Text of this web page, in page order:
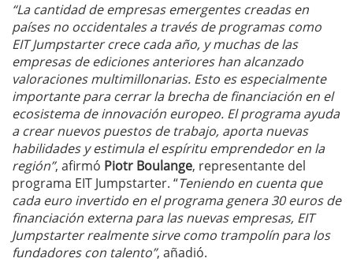
“La cantidad de empresas emergentes creadas en
países no occidentales a través de programas como
EIT Jumpstarter crece cada año, y muchas de las
empresas de ediciones anteriores han alcanzado
valoraciones multimillonarias. Esto es especialmente
importante para cerrar la brecha de financiación en el
ecosistema de innovación europeo. El programa ayuda
a crear nuevos puestos de trabajo, aporta nuevas
habilidades y estimula el espíritu emprendedor en la
región”, afirmó Piotr Boulange, representante del
programa EIT Jumpstarter. “Teniendo en cuenta que
cada euro invertido en el programa genera 30 euros de
financiación externa para las nuevas empresas, EIT
Jumpstarter realmente sirve como trampolín para los
fundadores con talento”, añadió.